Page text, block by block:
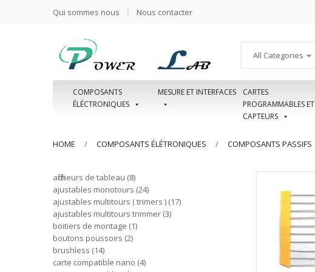
Qui sommes nous Nous contacter
All Categories
COMPOSANTS
ÉLÉCTRONIQUES
MESURE ET INTERFACES
CARTES
PROGRAMMABLES ET
CAPTEURS
HOME COMPOSANTS ÉLÉTRONIQUES COMPOSANTS PASSIFS
afficheurs de tableau 8
ajustables monotours 24
ajustables multitours ( trimers ) 17
ajustables multitours trimmer 3
boitiers de montage 1
boutons poussoirs 2
brushless 14
carte compatible nano 4